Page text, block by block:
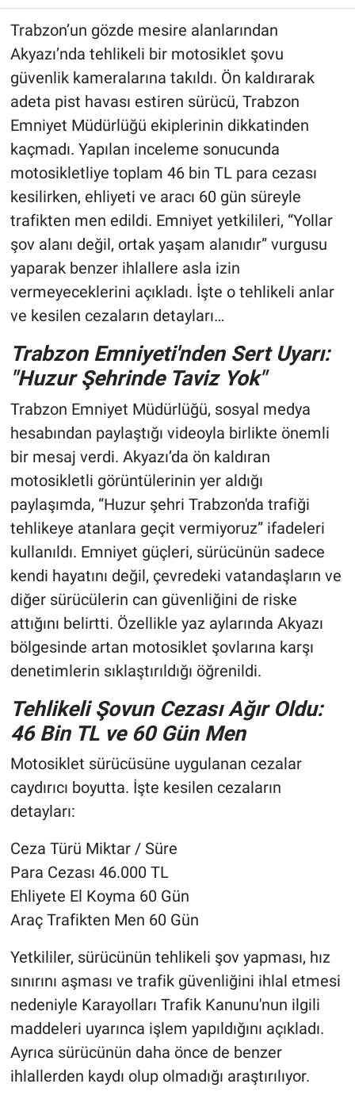
Trabzon’un gözde mesire alanlarından
Akyazı’nda tehlikeli bir motosiklet şovu
güvenlik kameralarına takıldı. Ön kaldırarak
adeta pist havası estiren sürücü, Trabzon
Emniyet Müdürlüğü ekiplerinin dikkatinden
kaçmadı. Yapılan inceleme sonucunda
motosikletliye toplam 46 bin TL para cezası
kesilirken, ehliyeti ve aracı 60 gün süreyle
trafikten men edildi. Emniyet yetkilileri, “Yollar
şov alanı değil, ortak yaşam alanıdır” vurgusu
yaparak benzer ihlallere asla izin
vermeyeceklerini açıkladı. İşte o tehlikeli anlar
ve kesilen cezaların detayları…
Trabzon Emniyeti'nden Sert Uyarı:
"Huzur Şehrinde Taviz Yok"
Trabzon Emniyet Müdürlüğü, sosyal medya
hesabından paylaştığı videoyla birlikte önemli
bir mesaj verdi. Akyazı’da ön kaldıran
motosikletli görüntülerinin yer aldığı
paylaşımda, “Huzur şehri Trabzon'da trafiği
tehlikeye atanlara geçit vermiyoruz” ifadeleri
kullanıldı. Emniyet güçleri, sürücünün sadece
kendi hayatını değil, çevredeki vatandaşların ve
diğer sürücülerin can güvenliğini de riske
attığını belirtti. Özellikle yaz aylarında Akyazı
bölgesinde artan motosiklet şovlarına karşı
denetimlerin sıklaştırıldığı öğrenildi.
Tehlikeli Şovun Cezası Ağır Oldu:
46 Bin TL ve 60 Gün Men
Motosiklet sürücüsüne uygulanan cezalar
caydırıcı boyutta. İşte kesilen cezaların
detayları:
Ceza Türü Miktar / Süre
Para Cezası 46.000 TL
Ehliyete El Koyma 60 Gün
Araç Trafikten Men 60 Gün
Yetkililer, sürücünün tehlikeli şov yapması, hız
sınırını aşması ve trafik güvenliğini ihlal etmesi
nedeniyle Karayolları Trafik Kanunu'nun ilgili
maddeleri uyarınca işlem yapıldığını açıkladı.
Ayrıca sürücünün daha önce de benzer
ihlallerden kaydı olup olmadığı araştırılıyor.